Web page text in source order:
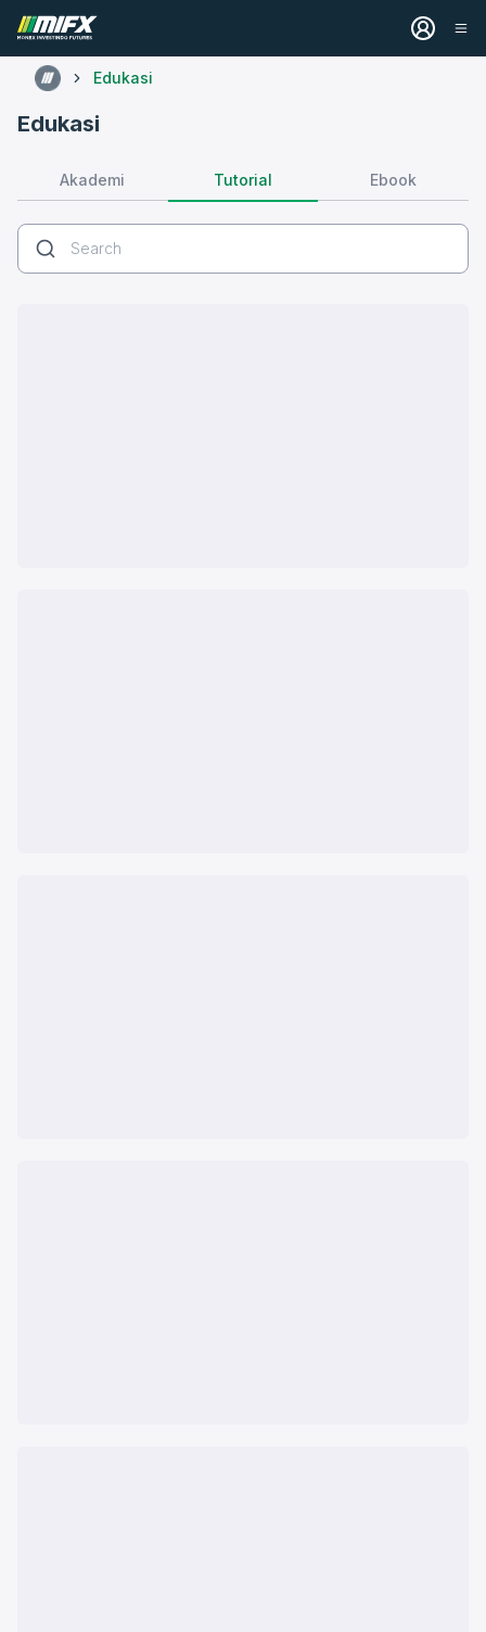
Edukasi
Edukasi
Akademi Tutorial Ebook